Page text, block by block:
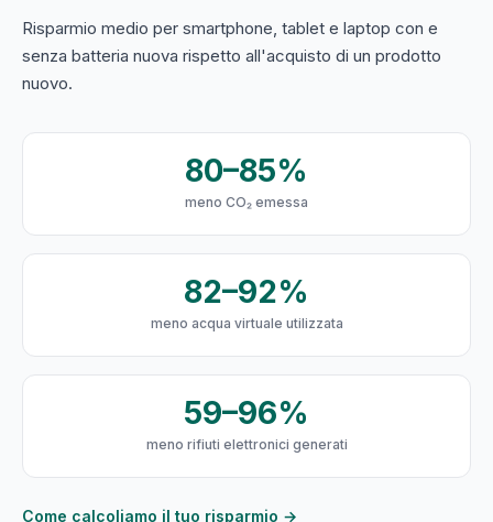
Risparmio medio per smartphone, tablet e laptop con e
senza batteria nuova rispetto all'acquisto di un prodotto
nuovo.
80–85%
meno CO₂ emessa
82–92%
meno acqua virtuale utilizzata
59–96%
meno rifiuti elettronici generati
Come calcoliamo il tuo risparmio →